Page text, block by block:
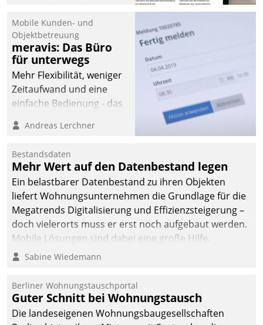
Ressort Kapitalanlage für
künftige Aufgaben und
Herausforderungen
gerüstet.
Mobile Kunden- und
Objektbetreuung
meravis: Das Büro
für unterwegs
Mehr Flexibilität, weniger
Zeitaufwand und eine
einfache Bedienung - das
Cockpit für mobile
Datatrain. Die meravis
Wohnungsbau- und
Immobilien GmbH hat
sich dabei für den Betrieb
der Lösung über die SAP
Cloud Platform
entschieden - als erstes
Unternehmen am
Andreas Lerchner
Bestandsdaten
Mehr Wert auf den Datenbestand legen
Ein belastbarer Datenbestand zu ihren Objekten
liefert Wohnungsunternehmen die Grundlage für die
Megatrends Digitalisierung und Effizienzsteigerung –
doch vielerorts muss er erst noch aufgebaut werden.
Mobile Lösungen sind dabei eine große Hilfe.
Sabine Wiedemann
Berliner Wohnungstauschportal
Guter Schnitt bei Wohnungstausch
Die landeseigenen Wohnungsbaugesellschaften